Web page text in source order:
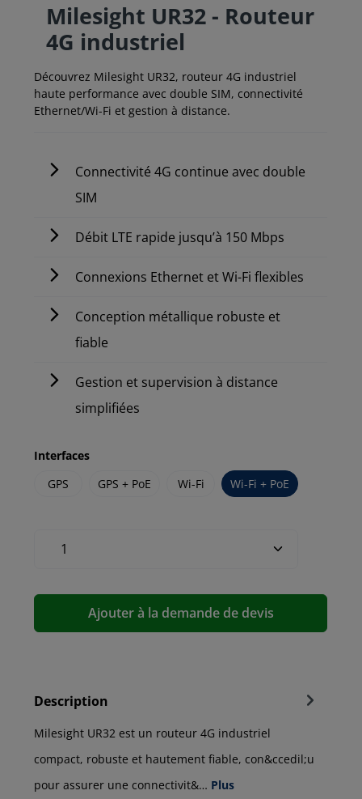
Milesight UR32 - Routeur
4G industriel
Découvrez Milesight UR32, routeur 4G industriel
haute performance avec double SIM, connectivité
Ethernet/Wi-Fi et gestion à distance.
Connectivité 4G continue avec double
SIM
Débit LTE rapide jusqu’à 150 Mbps
Connexions Ethernet et Wi-Fi flexibles
Conception métallique robuste et
fiable
Gestion et supervision à distance
simplifiées
Interfaces
GPS
GPS + PoE Wi-Fi Wi-Fi + PoE
Ajouter à la demande de devis
Description
Milesight UR32 est un routeur 4G industriel
compact, robuste et hautement fiable, con&ccedil;u
pour assurer une connectivit&… Plus